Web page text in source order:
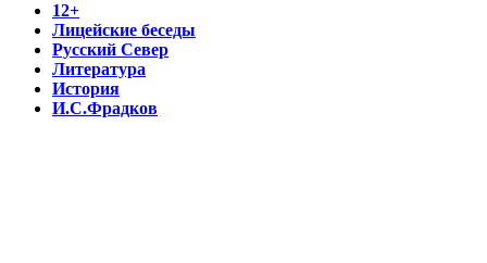
12+
Лицейские беседы
Русский Север
Литература
История
И.С.Фрадков